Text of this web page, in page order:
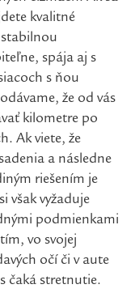
kvalitné
stabilnou
spája aj s
s ňou
že od vás
kilometre po
Ak viete, že
a následne
riešením je
však vyžaduje
podmienkami
vo svojej
očí či v aute
čaká stretnutie.